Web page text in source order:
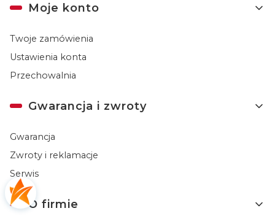
Moje konto
Twoje zamówienia
Ustawienia konta
Przechowalnia
Gwarancja i zwroty
Gwarancja
Zwroty i reklamacje
Serwis
O firmie